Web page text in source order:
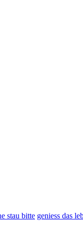
stau bitte geniess das